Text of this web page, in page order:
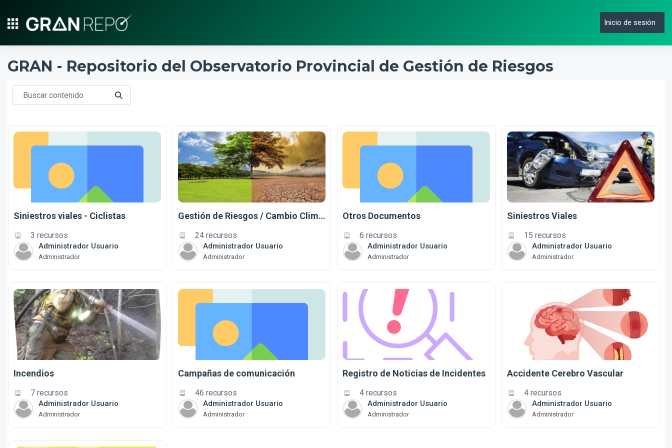
Inicio de sesión
GRAN - Repositorio del Observatorio Provincial de Gestión de Riesgos
Buscar contenido
BUSCAR CONTENIDO
Siniestros viales - Ciclistas
3 recursos
Administrador Usuario
Administrador
Gestión de Riesgos / Cambio Climático
24 recursos
Administrador Usuario
Administrador
Otros Documentos
6 recursos
Administrador Usuario
Administrador
Siniestros Viales
15 recursos
Administrador Usuario
Administrador
Incendios
7 recursos
Administrador Usuario
Administrador
Campañas de comunicación
46 recursos
Administrador Usuario
Administrador
Registro de Noticias de Incidentes
4 recursos
Administrador Usuario
Administrador
Accidente Cerebro Vascular
4 recursos
Administrador Usuario
Administrador